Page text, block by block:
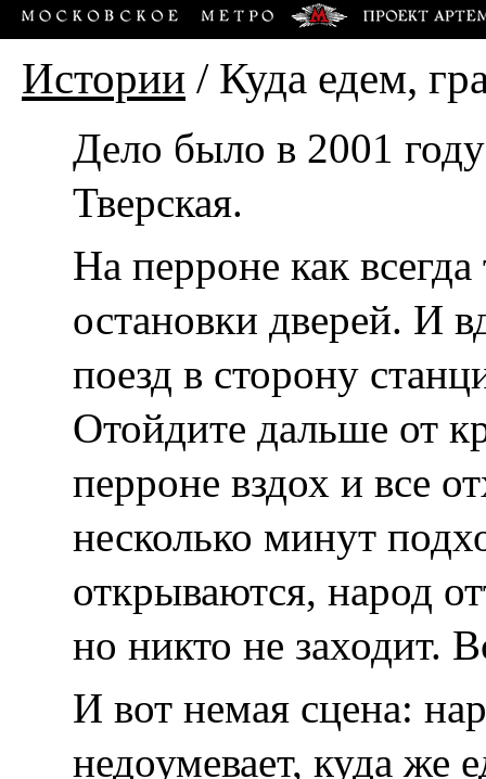
Истории / Куда едем,
Дело было в 2001
Тверская.
На перроне как
остановки дверей. И
поезд в сторону
Отойдите дальше от
перроне вздох и все
несколько минут
открываются, народ
но никто не заходит.
И вот немая сцена:
недоумевает, куда же